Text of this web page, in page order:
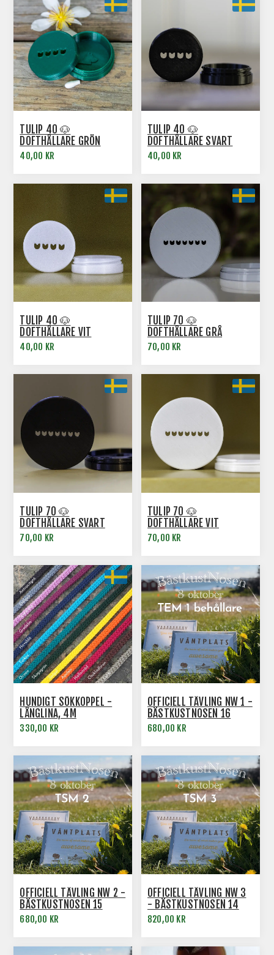
TULIP 40 🐶
DOFTHÅLLARE GRÖN
40,00 KR
TULIP 40 🐶
DOFTHÅLLARE SVART
40,00 KR
TULIP 40 🐶
DOFTHÅLLARE VIT
40,00 KR
TULIP 70 🐶
DOFTHÅLLARE GRÅ
70,00 KR
TULIP 70 🐶
DOFTHÅLLARE SVART
70,00 KR
TULIP 70 🐶
DOFTHÅLLARE VIT
70,00 KR
HUNDIGT SÖKKOPPEL -
LÅNGLINA, 4M
330,00 KR
OFFICIELL TÄVLING NW 1 -
BÄSTKUSTNOSEN 16
680,00 KR
OFFICIELL TÄVLING NW 2 -
BÄSTKUSTNOSEN 15
680,00 KR
OFFICIELL TÄVLING NW 3
- BÄSTKUSTNOSEN 14
820,00 KR